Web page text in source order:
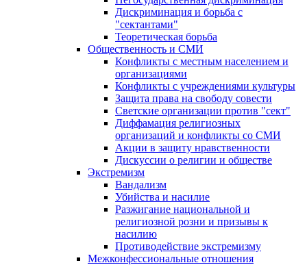
Дискриминация и борьба с
"сектантами"
Теоретическая борьба
Общественность и СМИ
Конфликты с местным населением и
организациями
Конфликты с учреждениями культуры
Защита права на свободу совести
Светские организации против "сект"
Диффамация религиозных
организаций и конфликты со СМИ
Акции в защиту нравственности
Дискуссии о религии и обществе
Экстремизм
Вандализм
Убийства и насилие
Разжигание национальной и
религиозной розни и призывы к
насилию
Противодействие экстремизму
Межконфессиональные отношения